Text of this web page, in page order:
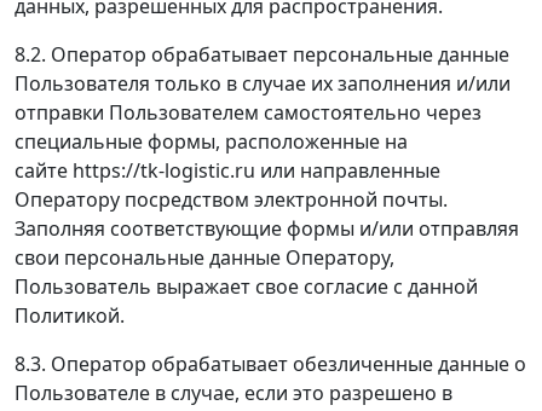
данных, разрешенных для распространения.
8.2. Оператор обрабатывает персональные данные
Пользователя только в случае их заполнения и/или
отправки Пользователем самостоятельно через
специальные формы, расположенные на
сайте https://tk-logistic.ru или направленные
Оператору посредством электронной почты.
Заполняя соответствующие формы и/или отправляя
свои персональные данные Оператору,
Пользователь выражает свое согласие с данной
Политикой.
8.3. Оператор обрабатывает обезличенные данные о
Пользователе в случае, если это разрешено в